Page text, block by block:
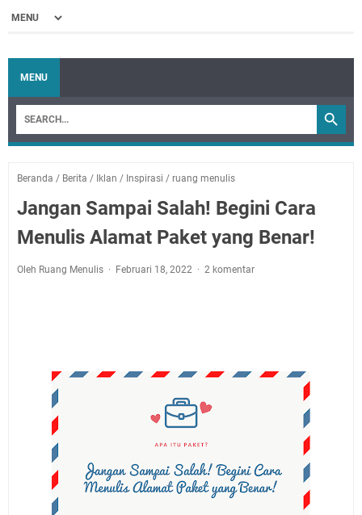
MENU
Beranda / Berita / Iklan / Inspirasi / ruang menulis
Jangan Sampai Salah! Begini Cara
Menulis Alamat Paket yang Benar!
Oleh Ruang Menulis Februari 18, 2022 2 komentar